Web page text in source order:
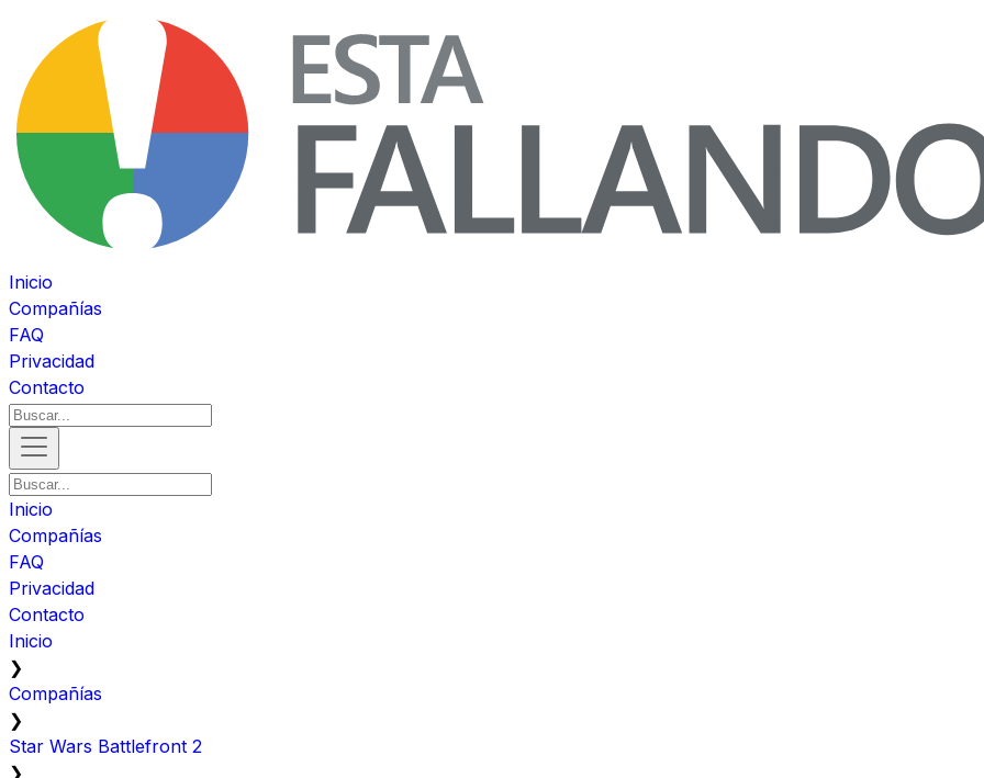
Inicio
Compañías
FAQ
Privacidad
Contacto
Inicio
Compañías
FAQ
Privacidad
Contacto
Inicio
❯
Compañías
❯
Star Wars Battlefront 2
❯